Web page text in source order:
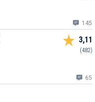
145
3,11
(482)
65